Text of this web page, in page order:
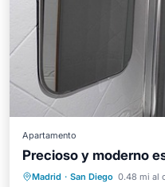
Apartamento
Precioso y moderno
Madrid · San Diego 0.48 mi al
Aire
Apto para niños